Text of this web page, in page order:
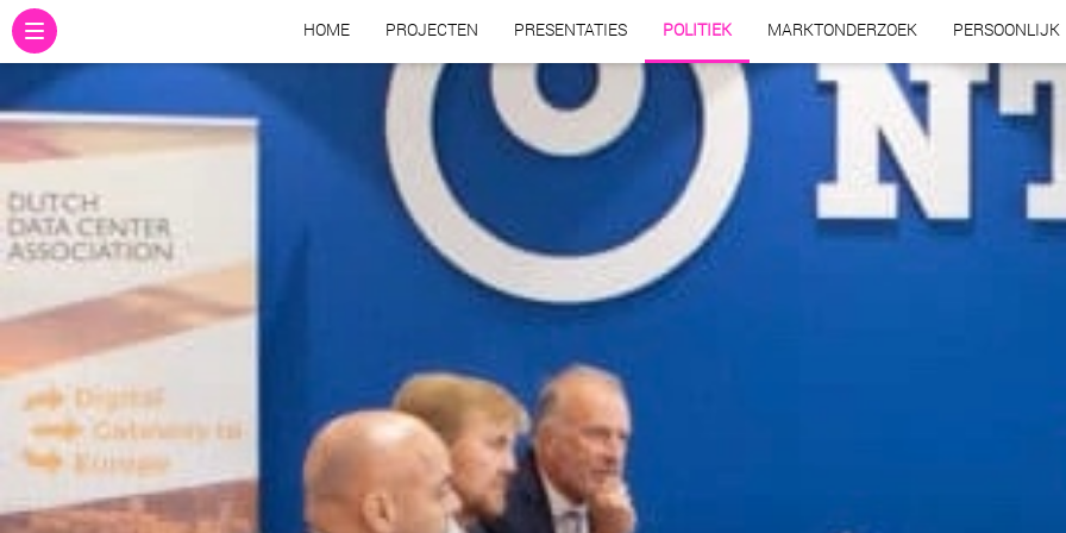
HOME PROJECTEN PRESENTATIES POLITIEK MARKTONDERZOEK PERSOONLIJK